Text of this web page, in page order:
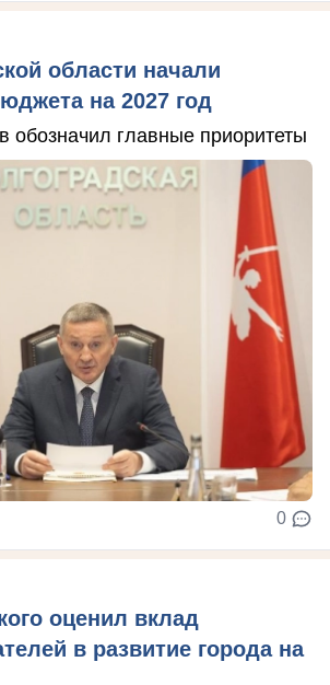
области начали
на 2027 год
обозначил главные приоритеты
0
оценил вклад
в развитие города на